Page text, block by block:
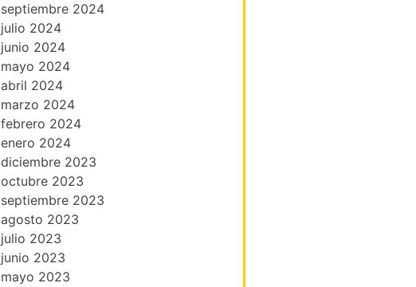
septiembre 2024
julio 2024
junio 2024
mayo 2024
abril 2024
marzo 2024
febrero 2024
enero 2024
diciembre 2023
octubre 2023
septiembre 2023
agosto 2023
julio 2023
junio 2023
mayo 2023